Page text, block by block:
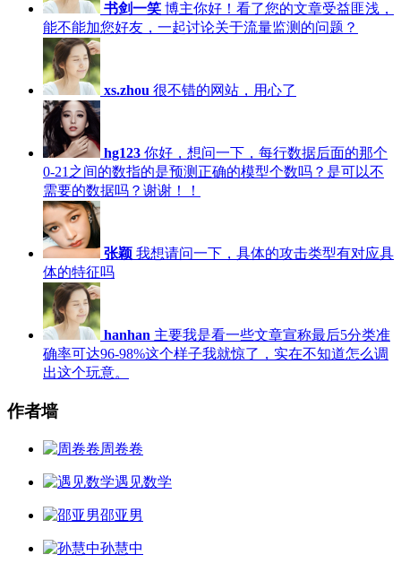
书剑一笑 博主你好！看了您的文章受益匪浅，
能不能加您好友，一起讨论关于流量监测的问题？
xs.zhou 很不错的网站，用心了
hg123 你好，想问一下，每行数据后面的那个
0-21之间的数指的是预测正确的模型个数吗？是可以不
需要的数据吗？谢谢！！
张颖 我想请问一下，具体的攻击类型有对应具
体的特征吗
hanhan 主要我是看一些文章宣称最后5分类准
确率可达96-98%这个样子我就惊了，实在不知道怎么调
出这个玩意。
作者墙
周卷卷
遇见数学
邵亚男
孙慧中